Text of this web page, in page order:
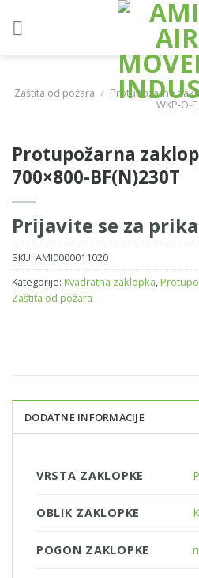
Zaštita od požara / Protupožarne
WKP-O-E
Protupožarna
700×800-BF(N)230T
Prijavite se za
SKU: AMI0000011020
Kategorije: Kvadratna zaklopka,
Zaštita od požara
DODATNE INFORMACIJE
VRSTA ZAKLOPKE
OBLIK ZAKLOPKE
POGON ZAKLOPKE